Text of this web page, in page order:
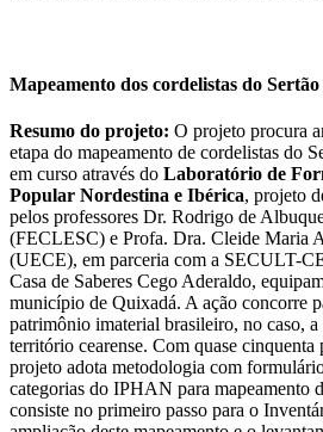
Mapeamento dos cordelistas do
Resumo do projeto: O projeto procura
etapa do mapeamento de cordelistas do
em curso através do Laboratório de
Popular Nordestina e Ibérica, projeto
pelos professores Dr. Rodrigo de
(FECLESC) e Profa. Dra. Cleide Maria
(UECE), em parceria com a SECULT-
Casa de Saberes Cego Aderaldo,
município de Quixadá. A ação concorre
patrimônio imaterial brasileiro, no caso,
território cearense. Com quase cinquenta
projeto adota metodologia com
categorias do IPHAN para mapeamento
consiste no primeiro passo para o